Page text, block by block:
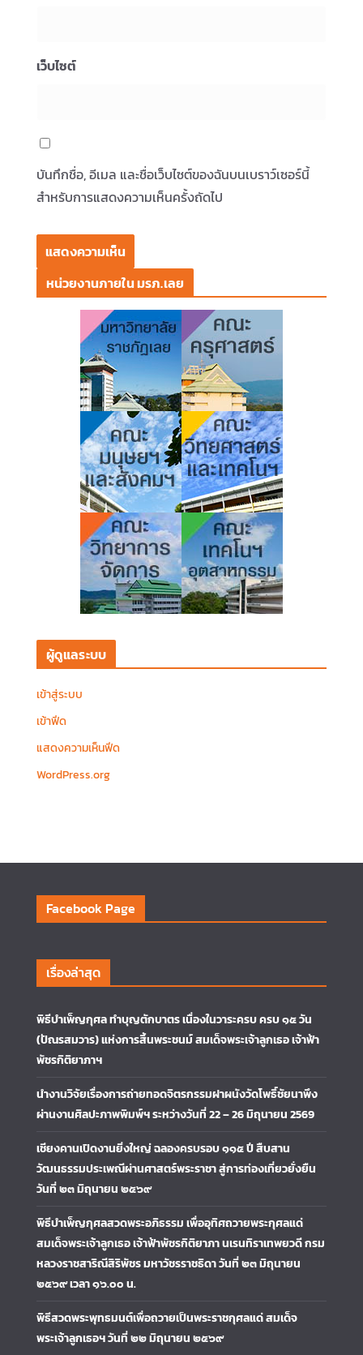
เว็บไซต์
บันทึกชื่อ, อีเมล และชื่อเว็บไซต์ของฉันบนเบราว์เซอร์นี้
สำหรับการแสดงความเห็นครั้งถัดไป
หน่วยงานภายใน มรภ.เลย
ผู้ดูแลระบบ
เข้าสู่ระบบ
เข้าฟีด
แสดงความเห็นฟีด
WordPress.org
Facebook Page
เรื่องล่าสุด
พิธีบำเพ็ญกุศล ทำบุญตักบาตร เนื่องในวาระครบ ครบ ๑๕ วัน
(ปัณรสมวาร) แห่งการสิ้นพระชนม์ สมเด็จพระเจ้าลูกเธอ เจ้าฟ้า
พัชรกิติยาภาฯ
นำงานวิจัยเรื่องการถ่ายทอดจิตรกรรมฝาผนังวัดโพธิ์ชัยนาพึง
ผ่านงานศิลปะภาพพิมพ์ฯ ระหว่างวันที่ 22 – 26 มิถุนายน 2569
เชียงคานเปิดงานยิ่งใหญ่ ฉลองครบรอบ ๑๑๕ ปี สืบสาน
วัฒนธรรมประเพณีผ่านศาสตร์พระราชา สู่การท่องเที่ยวยั่งยืน
วันที่ ๒๓ มิถุนายน ๒๕๖๙
พิธีบำเพ็ญกุศลสวดพระอภิธรรม เพื่ออุทิศถวายพระกุศลแด่
สมเด็จพระเจ้าลูกเธอ เจ้าฟ้าพัชรกิติยาภา นเรนทิราเทพยวดี กรม
หลวงราชสาริณีสิริพัชร มหาวัชรราชธิดา วันที่ ๒๓ มิถุนายน
๒๕๖๙ เวลา ๑๖.๐๐ น.
พิธีสวดพระพุทธมนต์เพื่อถวายเป็นพระราชกุศลแด่ สมเด็จ
พระเจ้าลูกเธอฯ วันที่ ๒๒ มิถุนายน ๒๕๖๙